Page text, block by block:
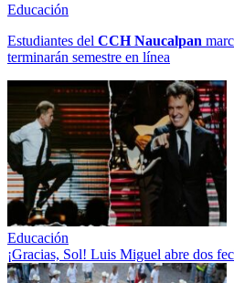
Educación
Estudiantes del CCH Naucalpan
terminarán semestre en línea
Educación
¡Gracias, Sol! Luis Miguel abre dos